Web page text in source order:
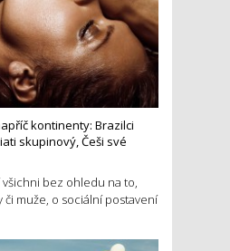
kontinenty: Brazilci
skupinový, Češi své
bez ohledu na to,
či muže, o sociální postavení